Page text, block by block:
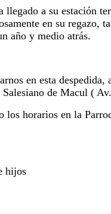
llegado a su estación
en su regazo,
año y medio atrás.
en esta
de Macul (
los horarios en la
hijos